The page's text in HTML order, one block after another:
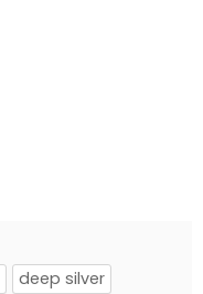
deep silver